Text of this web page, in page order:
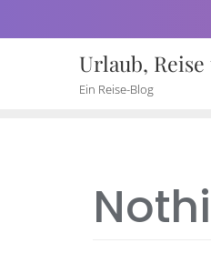
to
Urlaub,
Ein Reise-Blog